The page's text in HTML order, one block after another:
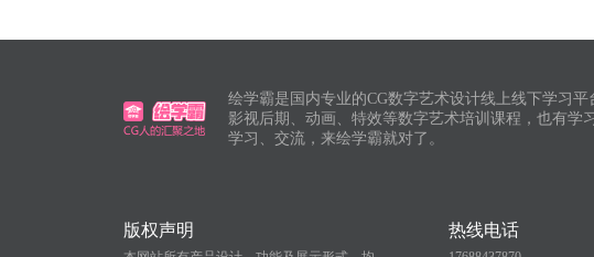
绘学霸是国内专业的CG数字艺术设计线上线下学习平
影视后期、动画、特效等数字艺术培训课程，也有学
学习、交流，来绘学霸就对了。
版权声明 热线电话